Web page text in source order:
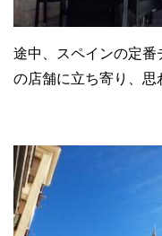
途中、スペインの定番
の店舗に立ち寄り、思